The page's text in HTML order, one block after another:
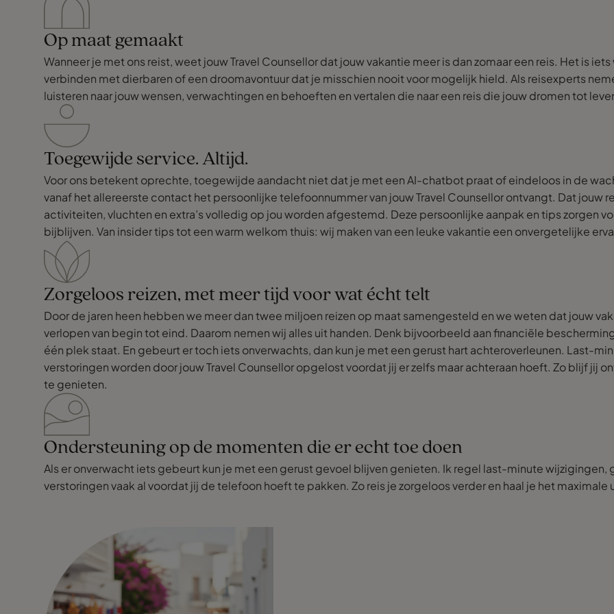
overal, maar wij kiezen heel bewust voor
het persoonlijke contact. Maarten
luistert écht, denkt mee en weet meteen
aan wat bij ons past. Zijn kennis van
cruises is werkelijk ongekend, en dat
merk je in elk detail, keuze van kajuit,
ontspanningsmogelijkheden,...
Dankjewel Maarten, opnieuw voor de
expertise, de persoonlijke aanpak.
Dankzij jou konden wij weer zorgeloos
genieten van een onvergetelijke
ervaring. Op naar de volgende!
(Vandaag over 93 dagen).
Op maat gemaakt
Wanneer je met ons reist, weet jouw Travel Counsellor dat jouw vakantie meer is dan zomaar een reis. Het is
verbinden met dierbaren of een droomavontuur dat je misschien nooit voor mogelijk hield. Als reisexperts
luisteren naar jouw wensen, verwachtingen en behoeften en vertalen die naar een reis die jouw dromen tot
Toegewijde service. Altijd.
Voor ons betekent oprechte, toegewijde aandacht niet dat je met een AI-chatbot praat of eindeloos in de
vanaf het allereerste contact het persoonlijke telefoonnummer van jouw Travel Counsellor ontvangt. Dat jouw
activiteiten, vluchten en extra’s volledig op jou worden afgestemd. Deze persoonlijke aanpak en tips zorgen
bijblijven. Van insider tips tot een warm welkom thuis: wij maken van een leuke vakantie een onvergetelijke
Zorgeloos reizen, met meer tijd voor wat écht telt
Door de jaren heen hebben we meer dan twee miljoen reizen op maat samengesteld en we weten dat jouw
verlopen van begin tot eind. Daarom nemen wij alles uit handen. Denk bijvoorbeeld aan financiële
één plek staat. En gebeurt er toch iets onverwachts, dan kun je met een gerust hart achteroverleunen. Last-
verstoringen worden door jouw Travel Counsellor opgelost voordat jij er zelfs maar achteraan hoeft. Zo blijf jij
te genieten.
Ondersteuning op de momenten die er echt toe doen
Als er onverwacht iets gebeurt kun je met een gerust gevoel blijven genieten. Ik regel last-minute
verstoringen vaak al voordat jij de telefoon hoeft te pakken. Zo reis je zorgeloos verder en haal je het